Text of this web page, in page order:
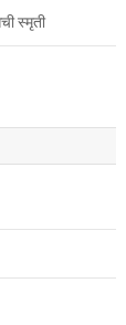
स्मृती